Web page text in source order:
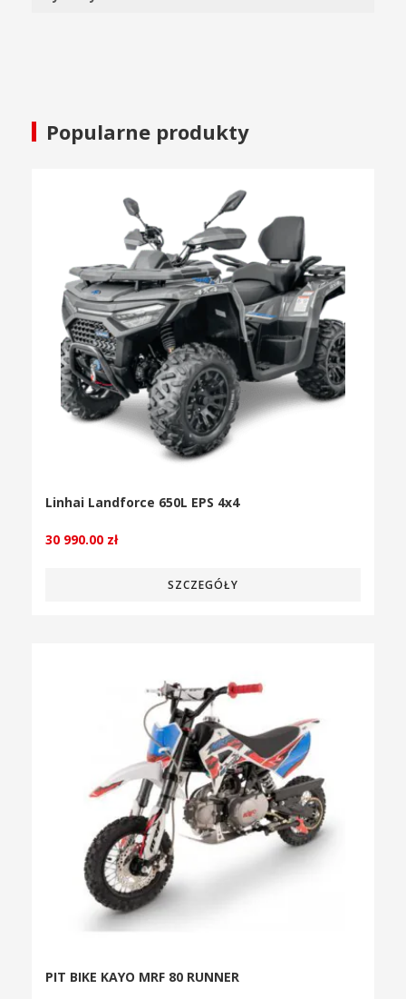
Popularne produkty
Linhai Landforce 650L EPS 4x4
30 990.00 zł
SZCZEGÓŁY
PIT BIKE KAYO MRF 80 RUNNER